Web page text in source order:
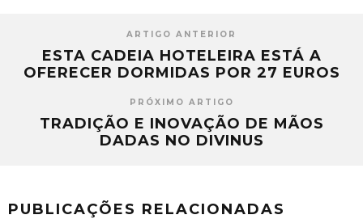
ARTIGO ANTERIOR
ESTA CADEIA HOTELEIRA ESTÁ A
OFERECER DORMIDAS POR 27 EUROS
PRÓXIMO ARTIGO
TRADIÇÃO E INOVAÇÃO DE MÃOS
DADAS NO DIVINUS
PUBLICAÇÕES RELACIONADAS